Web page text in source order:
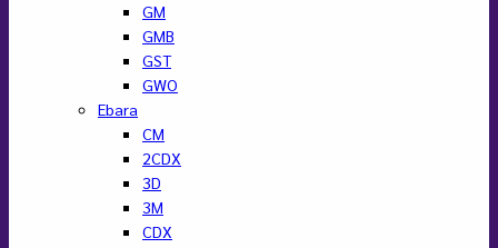
GM
GMB
GST
GWO
Ebara
CM
2CDX
3D
3M
CDX